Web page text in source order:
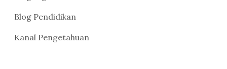
Blog Pendidikan
Kanal Pengetahuan